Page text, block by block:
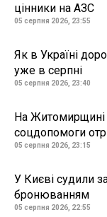
цінники на АЗС
05 серпня 2026, 23:55
Як в Україні
уже в серпні
05 серпня 2026, 23:40
На Житомирщині
соцдопомоги
05 серпня 2026, 23:15
У Києві судили
бронюванням
05 серпня 2026, 22:55